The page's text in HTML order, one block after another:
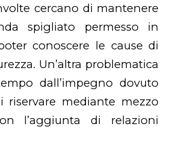
cercano di mantenere
spigliato permesso in
conoscere le cause di
Un’altra problematica
dall’impegno dovuto
riservare mediante mezzo
l’aggiunta di relazioni